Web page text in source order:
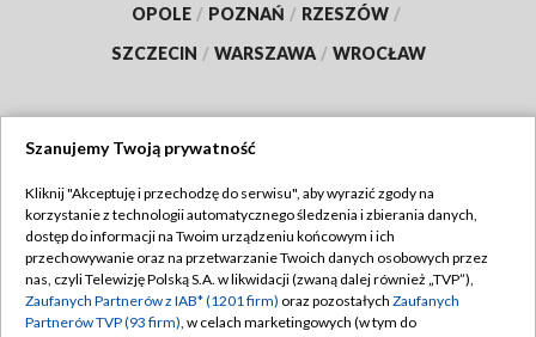
OPOLE / POZNAŃ / RZESZÓW /
SZCZECIN / WARSZAWA / WROCŁAW
TVP
Abonament TVP
Emisja w TVP
Regulamin TVP
Polityka prywatności
Szanujemy Twoją prywatność
Kliknij "Akceptuję i przechodzę do serwisu", aby wyrazić zgody na
korzystanie z technologii automatycznego śledzenia i zbierania danych,
dostęp do informacji na Twoim urządzeniu końcowym i ich
przechowywanie oraz na przetwarzanie Twoich danych osobowych przez
nas, czyli Telewizję Polską S.A. w likwidacji (zwaną dalej również „TVP”),
Zaufanych Partnerów z IAB* (1201 firm) oraz pozostałych Zaufanych
Partnerów TVP (93 firm), w celach marketingowych (w tym do